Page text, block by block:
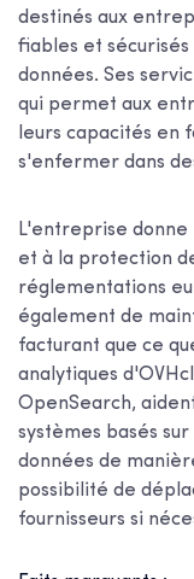
destinés aux
fiables et
données. Ses
qui permet aux
leurs capacités en
s'enfermer dans
L'entreprise
et à la protection
réglementations
également de
facturant que ce
analytiques
OpenSearch,
systèmes basés
données de
possibilité de
fournisseurs si